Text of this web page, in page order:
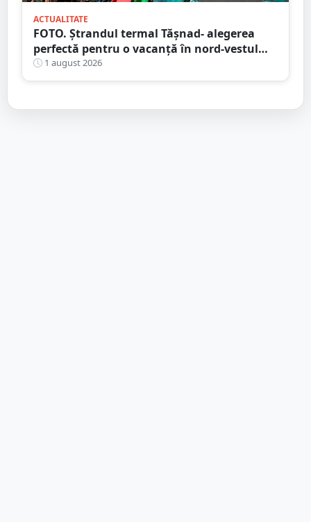
ACTUALITATE
FOTO. Ștrandul termal Tășnad- alegerea
perfectă pentru o vacanță în nord-vestul
României
1 august 2026